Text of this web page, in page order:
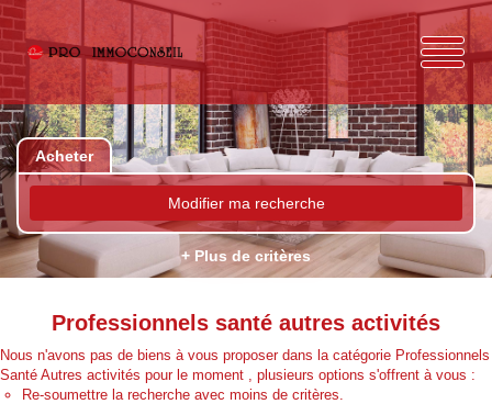
Acheter
Modifier ma recherche
+ Plus de critères
Professionnels santé autres activités
Nous n'avons pas de biens à vous proposer dans la catégorie Professionnels
Santé Autres activités pour le moment , plusieurs options s'offrent à vous :
Re-soumettre la recherche avec moins de critères.